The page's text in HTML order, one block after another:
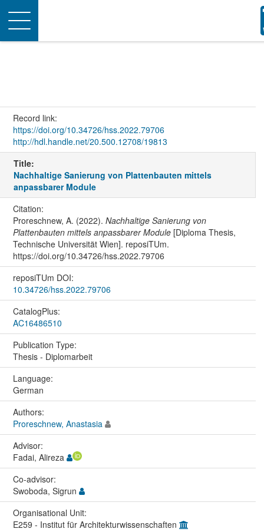
Toggle
navigation
Record link:
https://doi.org/10.34726/hss.2022.79706
http://hdl.handle.net/20.500.12708/19813
Title:
Nachhaltige Sanierung von Plattenbauten mittels
anpassbarer Module
Citation:
Proreschnew, A. (2022). Nachhaltige Sanierung von
Plattenbauten mittels anpassbarer Module[Diploma Thesis,
Technische Universität Wien]. reposiTUm.
https://doi.org/10.34726/hss.2022.79706
reposiTUm DOI:
10.34726/hss.2022.79706
CatalogPlus:
AC16486510
Publication Type:
Thesis - Diplomarbeit
Language:
German
Authors:
Proreschnew, Anastasia
Advisor:
Fadai, Alireza
Co-advisor:
Swoboda, Sigrun
Organisational Unit:
E259 - Institut für Architekturwissenschaften